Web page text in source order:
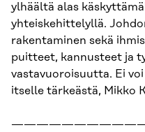
ylhäältä alas
yhteiskehittelyllä.
rakentaminen sekä
puitteet, kannusteet ja
vastavuoroisuutta. Ei
itselle tärkeästä, Mikko